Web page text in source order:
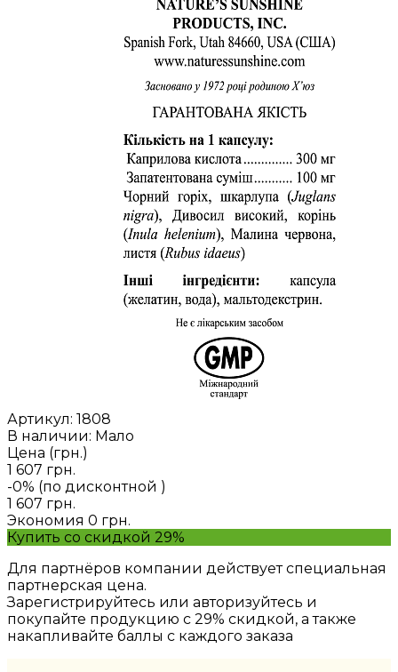
Артикул: 1808
В наличии: Мало
Цена (грн.)
1 607 грн.
-0% (по дисконтной )
1 607 грн.
Экономия 0 грн.
Купить со скидкой 29%
Для партнёров компании действует специальная
партнерская цена.
Зарегистрируйтесь или авторизуйтесь и
покупайте продукцию с 29% скидкой, а также
накапливайте баллы с каждого заказа